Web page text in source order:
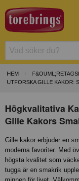
HEM
UTFORSKA GILLE KAKOR:
Högkvalitativa
Gille Kakors
Gille kakor erbjuder en
moderna favoriter. Med
högsta kvalitet som
tugga är en smakrik